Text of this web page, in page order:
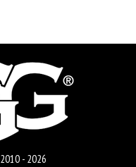
2010 - 2026